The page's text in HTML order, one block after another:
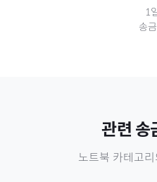
1
송
관련 송
노트북 카테고